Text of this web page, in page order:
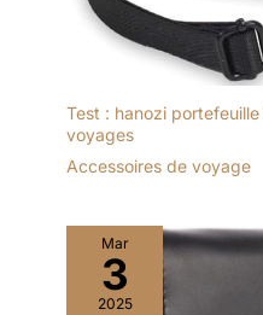
Test : hanozi
voyages
Accessoires de voyage
Mar
3
2025